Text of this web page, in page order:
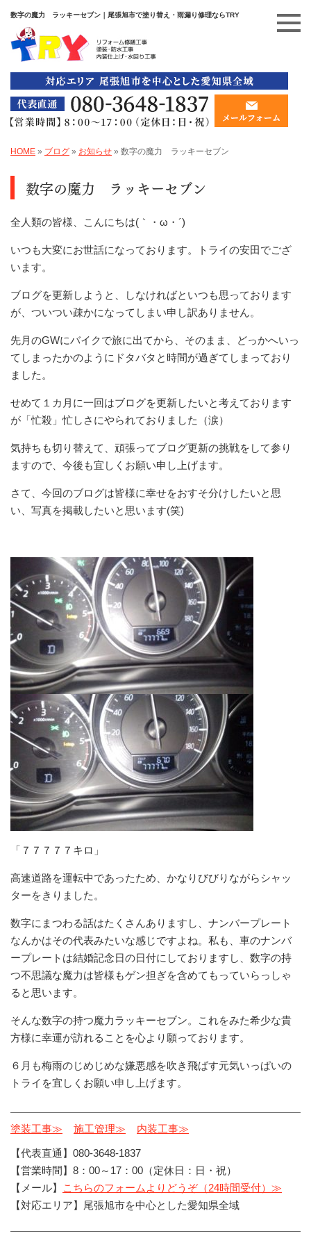
数字の魔力 ラッキーセブン｜尾張旭市で塗り替え・雨漏り修理ならTRY
HOME » ブログ » お知らせ » 数字の魔力 ラッキーセブン
数字の魔力 ラッキーセブン
全人類の皆様、こんにちは(｀・ω・´)
いつも大変にお世話になっております。トライの安田でござ
います。
ブログを更新しようと、しなければといつも思っております
が、ついつい疎かになってしまい申し訳ありません。
先月のGWにバイクで旅に出てから、そのまま、どっかへいっ
てしまったかのようにドタバタと時間が過ぎてしまっており
ました。
せめて１カ月に一回はブログを更新したいと考えております
が「忙殺」忙しさにやられておりました（涙）
気持ちも切り替えて、頑張ってブログ更新の挑戦をして参り
ますので、今後も宜しくお願い申し上げます。
さて、今回のブログは皆様に幸せをおすそ分けしたいと思
い、写真を掲載したいと思います(笑)
「７７７７７キロ」
高速道路を運転中であったため、かなりびびりながらシャッ
ターをきりました。
数字にまつわる話はたくさんありますし、ナンバープレート
なんかはその代表みたいな感じですよね。私も、車のナンバ
ープレートは結婚記念日の日付にしておりますし、数字の持
つ不思議な魔力は皆様もゲン担ぎを含めてもっていらっしゃ
ると思います。
そんな数字の持つ魔力ラッキーセブン。これをみた希少な貴
方様に幸運が訪れることを心より願っております。
６月も梅雨のじめじめな嫌悪感を吹き飛ばす元気いっぱいの
トライを宜しくお願い申し上げます。
塗装工事≫ 施工管理≫ 内装工事≫
【代表直通】080-3648-1837
【営業時間】8：00～17：00（定休日：日・祝）
【メール】
こちらのフォームよりどうぞ（24時間受付）≫
【対応エリア】尾張旭市を中心とした愛知県全域